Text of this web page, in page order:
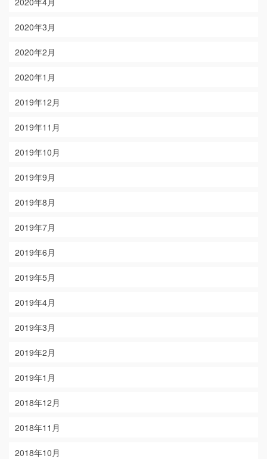
2020年3月
2020年2月
2020年1月
2019年12月
2019年11月
2019年10月
2019年9月
2019年8月
2019年7月
2019年6月
2019年5月
2019年4月
2019年3月
2019年2月
2019年1月
2018年12月
2018年11月
2018年10月